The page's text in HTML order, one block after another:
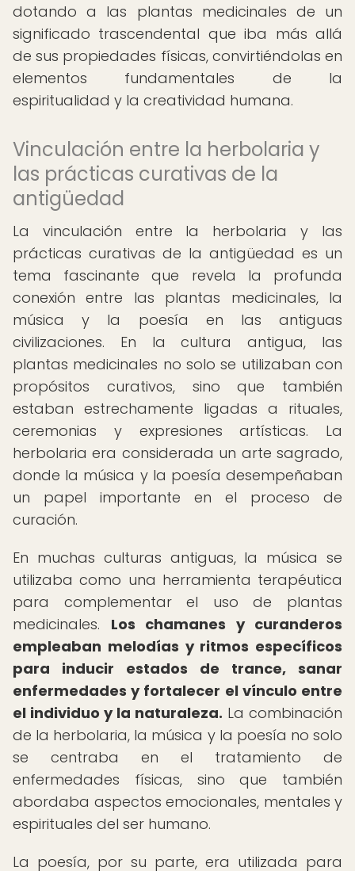
dotando a las plantas medicinales de un
significado trascendental que iba más allá
de sus propiedades físicas, convirtiéndolas en
elementos fundamentales de la
espiritualidad y la creatividad humana.
Vinculación entre la herbolaria y
las prácticas curativas de la
antigüedad
La vinculación entre la herbolaria y las
prácticas curativas de la antigüedad es un
tema fascinante que revela la profunda
conexión entre las plantas medicinales, la
música y la poesía en las antiguas
civilizaciones. En la cultura antigua, las
plantas medicinales no solo se utilizaban con
propósitos curativos, sino que también
estaban estrechamente ligadas a rituales,
ceremonias y expresiones artísticas. La
herbolaria era considerada un arte sagrado,
donde la música y la poesía desempeñaban
un papel importante en el proceso de
curación.
En muchas culturas antiguas, la música se
utilizaba como una herramienta terapéutica
para complementar el uso de plantas
medicinales. Los chamanes y curanderos
empleaban melodías y ritmos específicos
para inducir estados de trance, sanar
enfermedades y fortalecer el vínculo entre
el individuo y la naturaleza. La combinación
de la herbolaria, la música y la poesía no solo
se centraba en el tratamiento de
enfermedades físicas, sino que también
abordaba aspectos emocionales, mentales y
espirituales del ser humano.
La poesía, por su parte, era utilizada para